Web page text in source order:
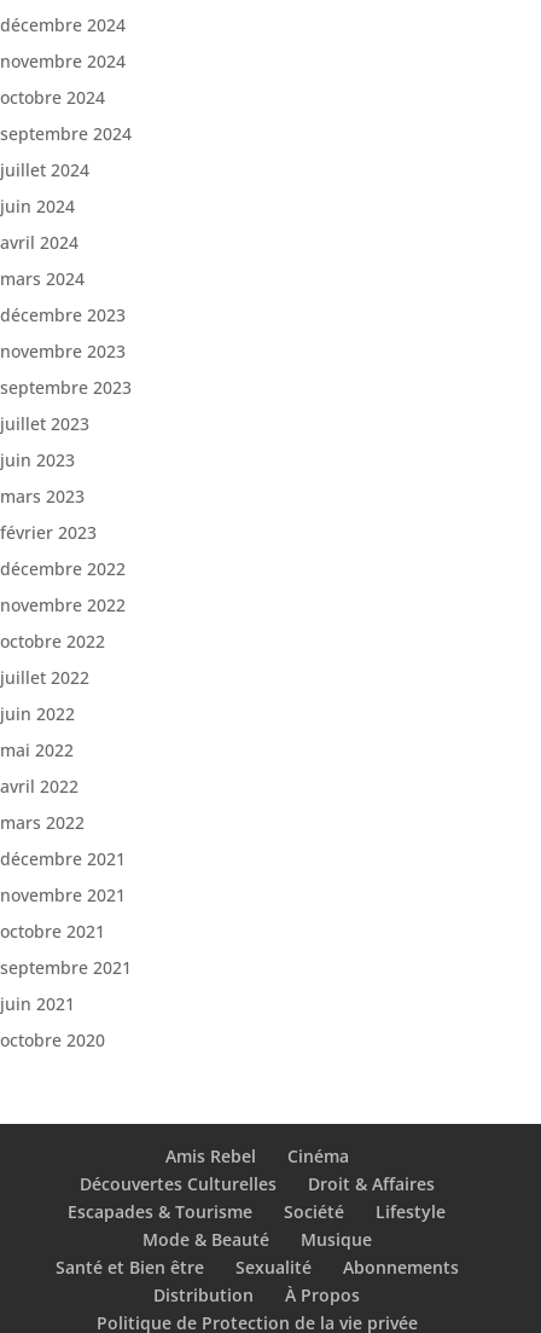
décembre 2024
novembre 2024
octobre 2024
septembre 2024
juillet 2024
juin 2024
avril 2024
mars 2024
décembre 2023
novembre 2023
septembre 2023
juillet 2023
juin 2023
mars 2023
février 2023
décembre 2022
novembre 2022
octobre 2022
juillet 2022
juin 2022
mai 2022
avril 2022
mars 2022
décembre 2021
novembre 2021
octobre 2021
septembre 2021
juin 2021
octobre 2020
Amis Rebel
Cinéma
Découvertes Culturelles
Droit & Affaires
Escapades & Tourisme
Société
Lifestyle
Mode & Beauté
Musique
Santé et Bien être
Sexualité
Abonnements
Distribution
À Propos
Politique de Protection de la vie privée